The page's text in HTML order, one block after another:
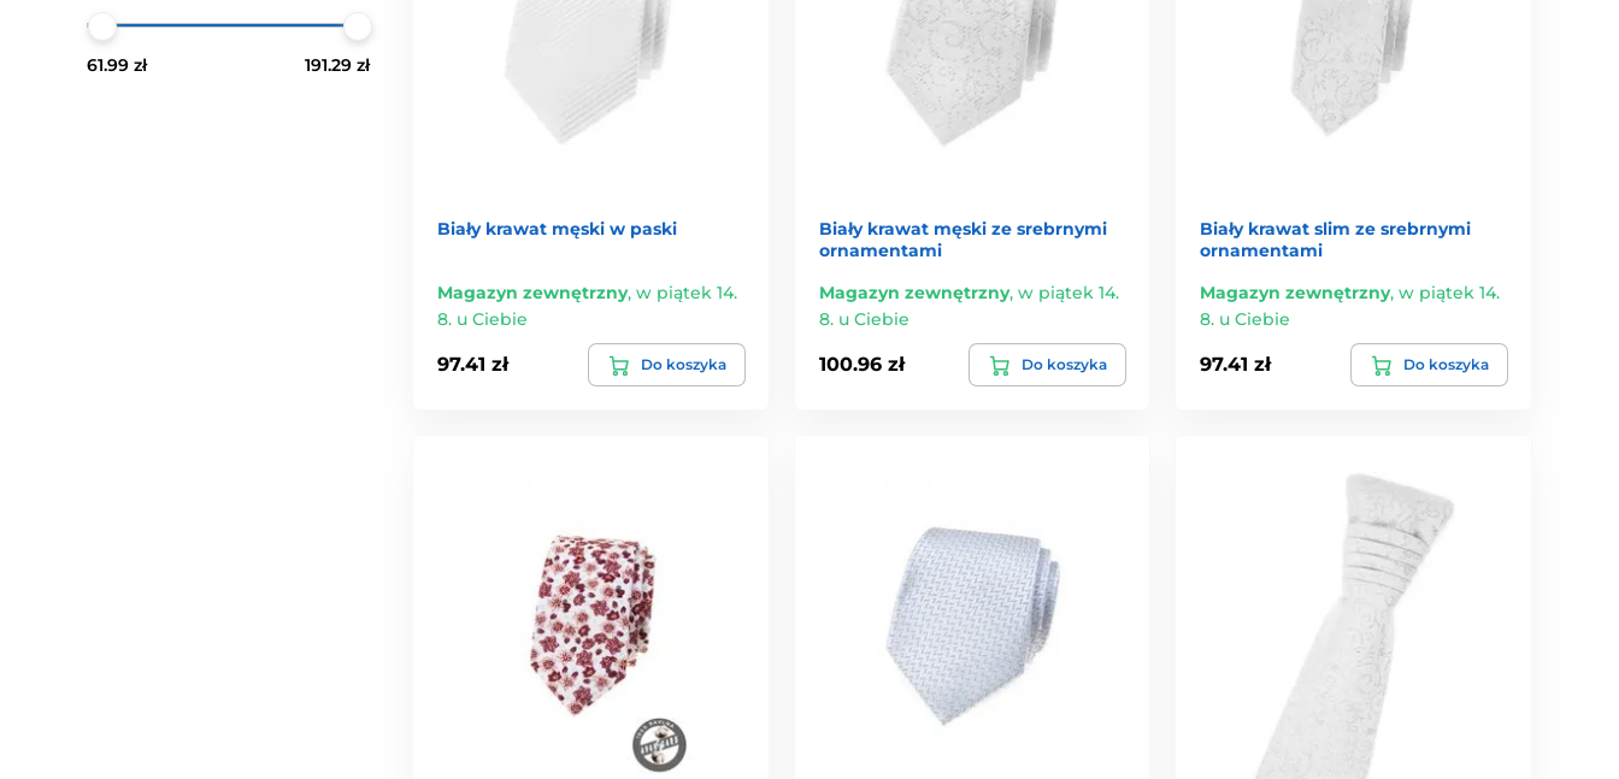
61.99 zł 191.29 zł
Biały krawat męski w paski
Magazyn zewnętrzny, w piątek 14.
8. u Ciebie
97.41 zł Do koszyka
Biały krawat męski ze srebrnymi
ornamentami
Magazyn zewnętrzny, w piątek 14.
8. u Ciebie
100.96 zł Do koszyka
Biały krawat slim ze srebrnymi
ornamentami
Magazyn zewnętrzny,w piątek 14.
8. u Ciebie
97.41 zł Do koszyka